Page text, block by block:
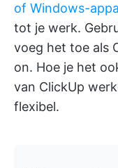
of Windows-
tot je werk.
voeg het toe als
on. Hoe je het
van ClickUp
flexibel.